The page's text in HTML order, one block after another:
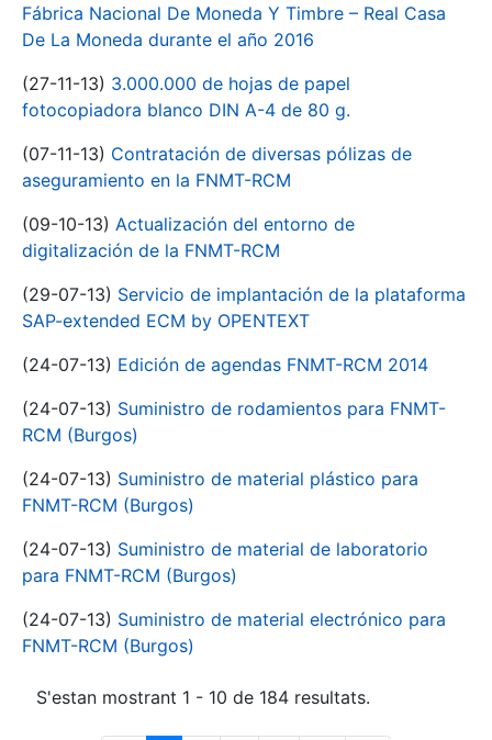
Fábrica Nacional De Moneda Y Timbre – Real Casa
De La Moneda durante el año 2016
(27-11-13) 3.000.000 de hojas de papel
fotocopiadora blanco DIN A-4 de 80 g.
(07-11-13) Contratación de diversas pólizas de
aseguramiento en la FNMT-RCM
(09-10-13) Actualización del entorno de
digitalización de la FNMT-RCM
(29-07-13) Servicio de implantación de la plataforma
SAP-extended ECM by OPENTEXT
(24-07-13) Edición de agendas FNMT-RCM 2014
(24-07-13) Suministro de rodamientos para FNMT-
RCM (Burgos)
(24-07-13) Suministro de material plástico para
FNMT-RCM (Burgos)
(24-07-13) Suministro de material de laboratorio
para FNMT-RCM (Burgos)
(24-07-13) Suministro de material electrónico para
FNMT-RCM (Burgos)
S'estan mostrant 1 - 10 de 184 resultats.